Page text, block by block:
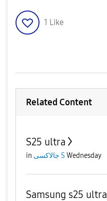
1 Like
Related Content
S25 ultra
in جالاكسى S Wednesday
Samsung s25 ultra